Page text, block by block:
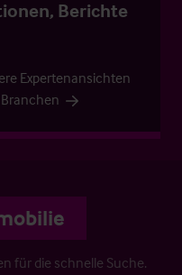
Berichte
Expertenansichten
für die schnelle Suche.